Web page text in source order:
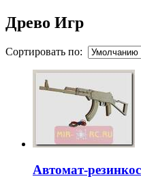
Древо Игр
Сортировать по:
Автомат-